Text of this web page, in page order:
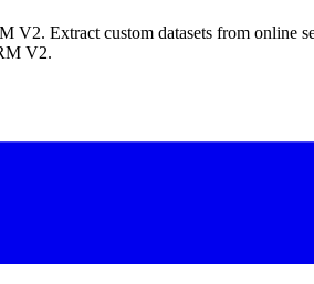
Extract custom datasets from online
V2.